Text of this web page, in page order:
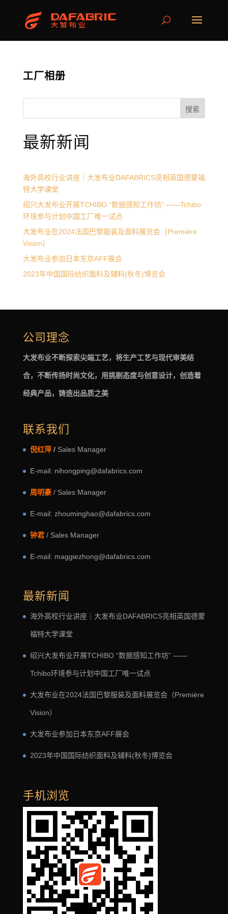
工厂相册
搜索
最新新闻
海外高校行业讲座｜大发布业DAFABRICS亮相英国德蒙福
特大学课堂
绍兴大发布业开展TCHIBO “数据感知工作坊” ——Tchibo
环境参与计划中国工厂唯一试点
大发布业在2024法国巴黎服装及面料展览会（Première
Vision）
大发布业参加日本东京AFF展会
2023年中国国际纺织面料及辅料(秋冬)博览会
公司理念
大发布业不断探索尖端工艺，将生产工艺与现代审美结
合，不断传扬时尚文化，用挑剔态度与创意设计，创造着
经典产品，铸造出品质之美
联系我们
倪红萍/Sales Manager
E-mail: nihongping@dafabrics.com
周明豪 / Sales Manager
E-mail: zhouminghao@dafabrics.com
钟君 / Sales Manager
E-mail: maggiezhong@dafabrics.com
最新新闻
海外高校行业讲座｜大发布业DAFABRICS亮相英国德蒙
福特大学课堂
绍兴大发布业开展TCHIBO “数据感知工作坊” ——
Tchibo环境参与计划中国工厂唯一试点
大发布业在2024法国巴黎服装及面料展览会（Première
Vision）
大发布业参加日本东京AFF展会
2023年中国国际纺织面料及辅料(秋冬)博览会
手机浏览